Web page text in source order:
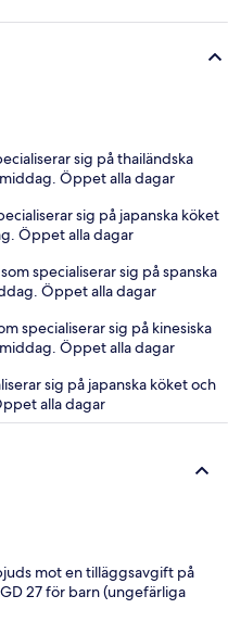
sig på thailändska
Öppet alla dagar
sig på japanska köket
Öppet alla dagar
specialiserar sig på spanska
Öppet alla dagar
specialiserar sig på kinesiska
Öppet alla dagar
sig på japanska köket och
alla dagar
mot en tilläggsavgift på
27 för barn (ungefärliga